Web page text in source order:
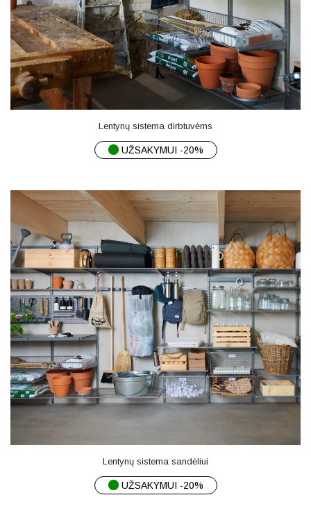
Lentynų sistema dirbtuvėms
UŽSAKYMUI -20%
Lentynų sistema sandėliui
UŽSAKYMUI -20%